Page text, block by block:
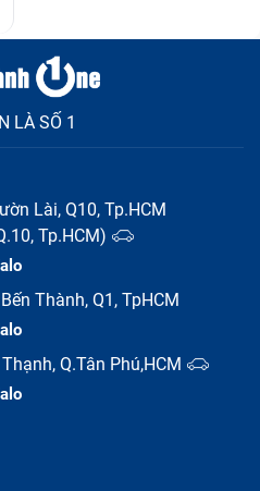
LÀ SỐ 1
Lài, Q10, Tp.HCM
Tp.HCM)
Thành, Q1, TpHCM
Q.Tân Phú,HCM